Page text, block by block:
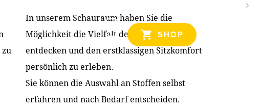
SHOP
zu
In unserem Schauraum haben Sie die
Möglichkeit die Vielfalt der Produkte zu
entdecken und den erstklassigen Sitzkomfort
persönlich zu erleben.
Sie können die Auswahl an Stoffen selbst
erfahren und nach Bedarf entscheiden.